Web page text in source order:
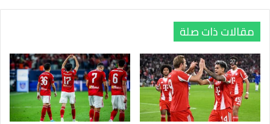
العالم 2026 دون تلقي أي هزيمة خلال مشوار التصفيات، في إنجاز
يعكس التطور الملحوظ الذي شهده الفريق خلال الفترة الماضية.
ويطمح المدير الفني للفراعنة إلى مواصلة تطوير أداء المنتخب خلال
المرحلة المقبلة، من أجل الظهور بصورة مشرفة في كأس العالم
وتحقيق نتائج تلبي طموحات الجماهير المصرية.
مقالات ذات صلة